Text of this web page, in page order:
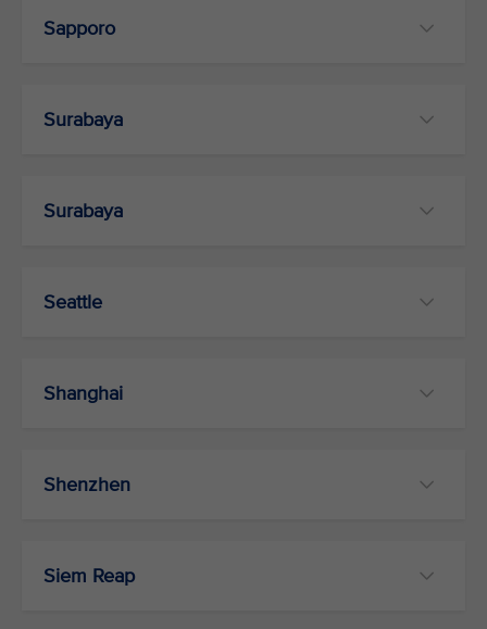
Sapporo
Surabaya
Surabaya
Seattle
Shanghai
Shenzhen
Siem Reap